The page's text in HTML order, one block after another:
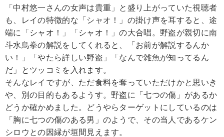
「中村悠一さんの女声は貴重」と盛り上がっていた視聴者
も、レイの特徴的な「シャオ！」の掛け声を耳すると、途
端に「シャオ！」「シャオ！」の大合唱。野盗が親切に南
斗水鳥拳の解説をしてくれると、「お前が解説するんか
い！」「やたら詳しい野盗」「なんで雑魚が知ってるん
だ」とツッコミを入れます。
そんなレイですが、ただ食料を奪っていただけかと思いき
や、別の目的もあるようす。野盗に「七つの傷」があるか
どうか確かめました。どうやらターゲットにしているのは
「胸に七つの傷のある男」のようで、その当人であるケン
シロウとの因縁が垣間見えます。